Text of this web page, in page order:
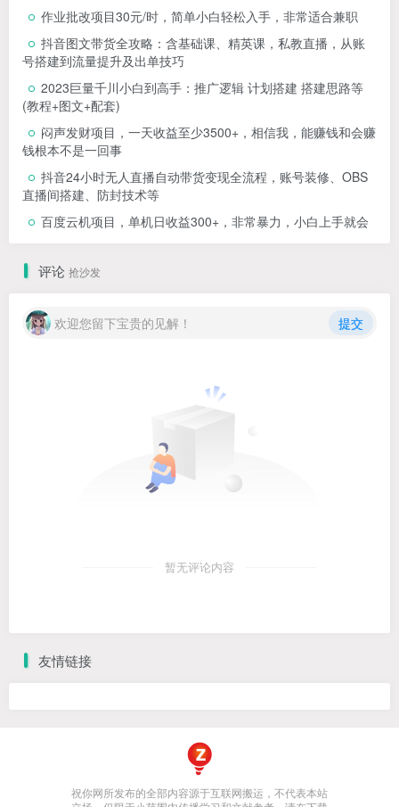
作业批改项目30元/时，简单小白轻松入手，非常适合兼职
抖音图文带货全攻略：含基础课、精英课，私教直播，从账
号搭建到流量提升及出单技巧
2023巨量千川小白到高手：推广逻辑 计划搭建 搭建思路等
(教程+图文+配套)
闷声发财项目，一天收益至少3500+，相信我，能赚钱和会赚
钱根本不是一回事
抖音24小时无人直播自动带货变现全流程，账号装修、OBS
直播间搭建、防封技术等
百度云机项目，单机日收益300+，非常暴力，小白上手就会
评论 抢沙发
欢迎您留下宝贵的见解！ 提交
暂无评论内容
友情链接
祝你网所发布的全部内容源于互联网搬运，不代表本站